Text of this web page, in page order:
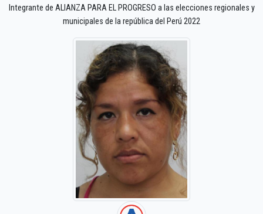
Integrante de ALIANZA PARA EL PROGRESO a las elecciones regionales y
municipales de la república del Perú 2022